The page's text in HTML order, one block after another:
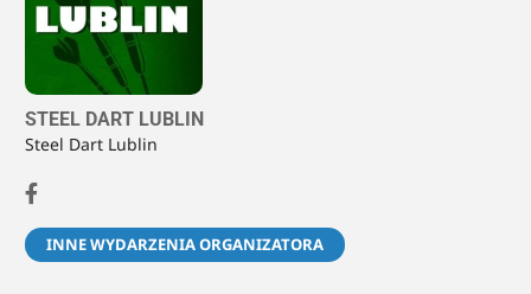
STEEL DART LUBLIN
Steel Dart Lublin
INNE WYDARZENIA ORGANIZATORA